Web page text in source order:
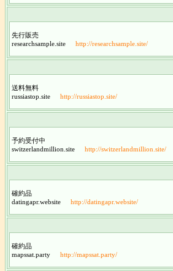
先行販売
researchsample.site
http://researchsample.site/
送料無料
russiastop.site
http://russiastop.site/
予約受付中
switzerlandmillion.site
http://switzerlandmillion.site/
確約品
datingapr.website
http://datingapr.website/
確約品
mapssat.party
http://mapssat.party/